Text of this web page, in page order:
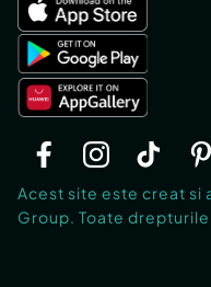
Acest site este creat si
Group. Toate